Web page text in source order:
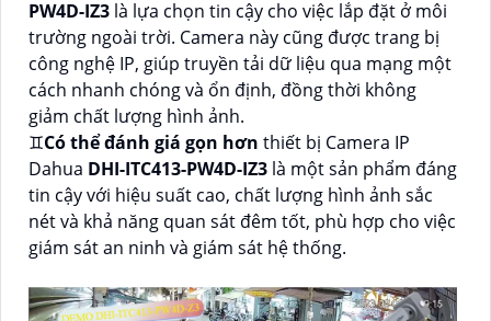
PW4D-IZ3 là lựa chọn tin cậy cho việc lắp đặt ở môi
trường ngoài trời. Camera này cũng được trang bị
công nghệ IP, giúp truyền tải dữ liệu qua mạng một
cách nhanh chóng và ổn định, đồng thời không
giảm chất lượng hình ảnh.
♊Có thể đánh giá gọn hơn thiết bị Camera IP
Dahua DHI-ITC413-PW4D-IZ3 là một sản phẩm đáng
tin cậy với hiệu suất cao, chất lượng hình ảnh sắc
nét và khả năng quan sát đêm tốt, phù hợp cho việc
giám sát an ninh và giám sát hệ thống.